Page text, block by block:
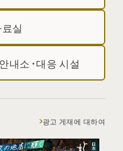
실
내소·대응 시설
광고 게재에 대하여